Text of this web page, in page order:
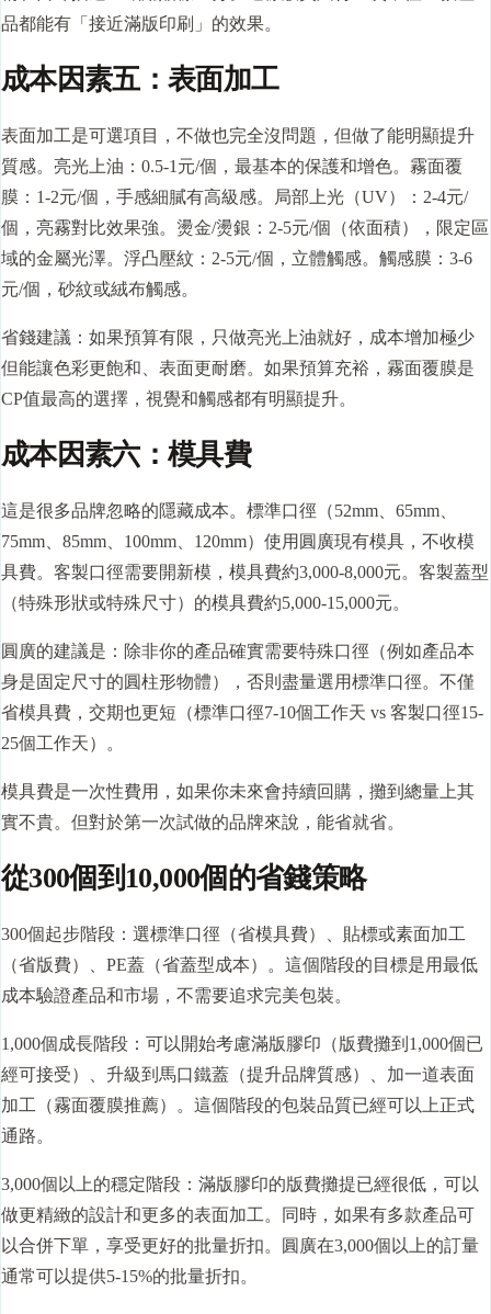
品都能有「接近滿版印刷」的效果。
成本因素五：表面加工
表面加工是可選項目，不做也完全沒問題，但做了能明顯提升
質感。亮光上油：0.5-1元/個，最基本的保護和增色。霧面覆
膜：1-2元/個，手感細膩有高級感。局部上光（UV）：2-4元/
個，亮霧對比效果強。燙金/燙銀：2-5元/個（依面積），限定區
域的金屬光澤。浮凸壓紋：2-5元/個，立體觸感。觸感膜：3-6
元/個，砂紋或絨布觸感。
省錢建議：如果預算有限，只做亮光上油就好，成本增加極少
但能讓色彩更飽和、表面更耐磨。如果預算充裕，霧面覆膜是
CP值最高的選擇，視覺和觸感都有明顯提升。
成本因素六：模具費
這是很多品牌忽略的隱藏成本。標準口徑（52mm、65mm、
75mm、85mm、100mm、120mm）使用圓廣現有模具，不收模
具費。客製口徑需要開新模，模具費約3,000-8,000元。客製蓋型
（特殊形狀或特殊尺寸）的模具費約5,000-15,000元。
圓廣的建議是：除非你的產品確實需要特殊口徑（例如產品本
身是固定尺寸的圓柱形物體），否則盡量選用標準口徑。不僅
省模具費， 交期也更短（標準口徑7-10個工作天 vs 客製口徑15-
25個工作天）。
模具費是一次性費用，如果你未來會持續回購，攤到總量上其
實不貴。但對於第一次試做的品牌來說，能省就省。
從300個到10,000個的省錢策略
300個起步階段：選標準口徑（省模具費）、貼標或素面加工
（省版費）、PE蓋（省蓋型成本）。這個階段的目標是用最低
成本驗證產品和市場，不需要追求完美包裝。
1,000個成長階段：可以開始考慮滿版膠印（版費攤到1,000個已
經可接受）、升級到馬口鐵蓋（提升品牌質感）、加一道表面
加工（霧面覆膜推薦）。這個階段的包裝品質已經可以上正式
通路。
3,000個以上的穩定階段：滿版膠印的版費攤提已經很低，可以
做更精緻的設計和更多的表面加工。同時，如果有多款產品可
以合併下單，享受更好的批量折扣。圓廣在3,000個以上的訂量
通常可以提供5-15%的批量折扣。